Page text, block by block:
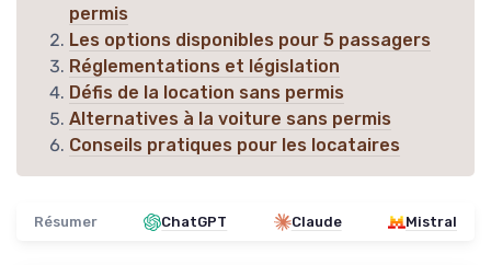
permis
Les options disponibles pour 5 passagers
Réglementations et législation
Défis de la location sans permis
Alternatives à la voiture sans permis
Conseils pratiques pour les locataires
Résumer ChatGPT Claude Mistral